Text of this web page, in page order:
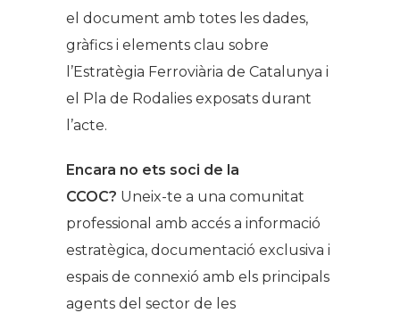
el document amb totes les dades,
gràfics i elements clau sobre
l’Estratègia Ferroviària de Catalunya i
el Pla de Rodalies exposats durant
l’acte.
Encara no ets soci de la
CCOC? Uneix-te a una comunitat
professional amb accés a informació
estratègica, documentació exclusiva i
espais de connexió amb els principals
agents del sector de les